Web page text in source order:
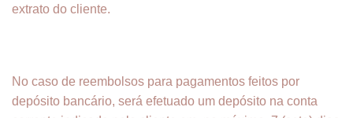
extrato do cliente.
No caso de reembolsos para pagamentos feitos por
depósito bancário, será efetuado um depósito na conta